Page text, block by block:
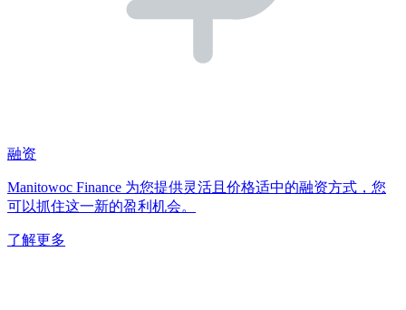
融资
Manitowoc Finance 为您提供灵活且价格适中的融资方式，您
可以抓住这一新的盈利机会。
了解更多